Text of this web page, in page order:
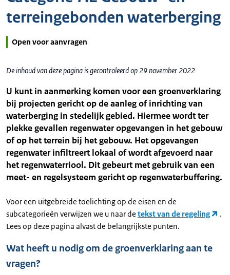
terreingebonden waterberging
Open voor aanvragen
De inhoud van deze pagina is gecontroleerd op 29 november 2022
U kunt in aanmerking komen voor een groenverklaring
bij projecten gericht op de aanleg of inrichting van
waterberging in stedelijk gebied. Hiermee wordt ter
plekke gevallen regenwater opgevangen in het gebouw
of op het terrein bij het gebouw. Het opgevangen
regenwater infiltreert lokaal of wordt afgevoerd naar
het regenwaterriool. Dit gebeurt met gebruik van een
meet- en regelsysteem gericht op regenwaterbuffering.
Voor een uitgebreide toelichting op de eisen en de
subcategorieën verwijzen we u naar de tekst van de regeling
.
Lees op deze pagina alvast de belangrijkste punten.
Wat heeft u nodig om de groenverklaring aan te
vragen?